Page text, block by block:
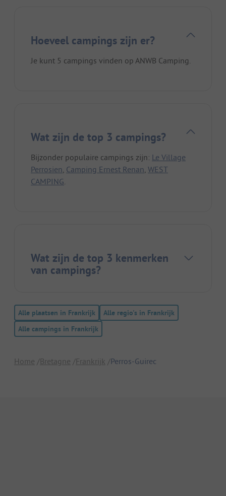
Hoeveel campings zijn er?
Je kunt 5 campings vinden op ANWB Camping.
Wat zijn de top 3 campings?
Bijzonder populaire campings zijn: Le Village
Perrosien Camping Ernest Renan WEST
CAMPING
Wat zijn de top 3 kenmerken
van campings?
Alle plaatsen in Frankrijk
Alle regio's in Frankrijk
Alle campings in Frankrijk
Home Bretagne Frankrijk Perros-Guirec